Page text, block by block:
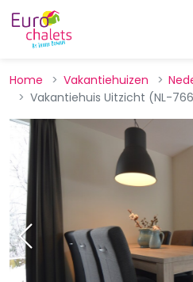
Home Vakantiehuizen
Vakantiehuis Uitzicht (NL-